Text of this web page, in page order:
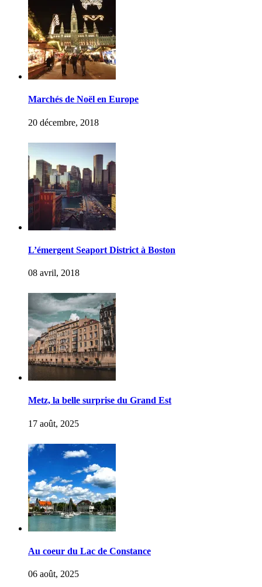
Marchés de Noël en Europe
20 décembre, 2018
L’émergent Seaport District à Boston
08 avril, 2018
Metz, la belle surprise du Grand Est
17 août, 2025
Au coeur du Lac de Constance
06 août, 2025